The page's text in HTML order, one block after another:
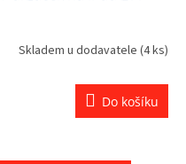
Skladem u dodavatele (4 ks)
Do košíku